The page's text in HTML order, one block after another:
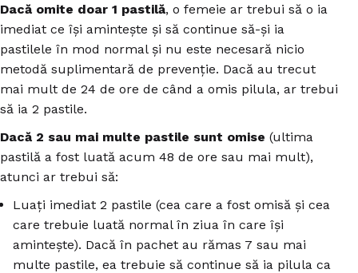
Dacă omite doar 1 pastilă, o femeie ar trebui să o ia
imediat ce își amintește și să continue să-și ia
pastilele în mod normal și nu este necesară nicio
metodă suplimentară de prevenție. Dacă au trecut
mai mult de 24 de ore de când a omis pilula, ar trebui
să ia 2 pastile.
Dacă 2 sau mai multe pastile sunt omise (ultima
pastilă a fost luată acum 48 de ore sau mai mult),
atunci ar trebui să:
Luați imediat 2 pastile (cea care a fost omisă și cea
care trebuie luată normal în ziua în care își
amintește). Dacă în pachet au rămas 7 sau mai
multe pastile, ea trebuie să continue să ia pilula ca